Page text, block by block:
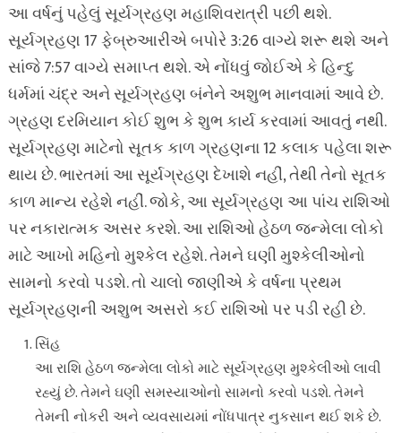
આ વર્ષનું પહેલું સૂર્યગ્રહણ મહાશિવરાત્રી પછી થશે.
સૂર્યગ્રહણ 17 ફેબ્રુઆરીએ બપોરે 3:26 વાગ્યે શરૂ થશે અને
સાંજે 7:57 વાગ્યે સમાપ્ત થશે. એ નોંધવું જોઈએ કે હિન્દુ
ધર્મમાં ચંદ્ર અને સૂર્યગ્રહણ બંનેને અશુભ માનવામાં આવે છે.
ગ્રહણ દરમિયાન કોઈ શુભ કે શુભ કાર્ય કરવામાં આવતું નથી.
સૂર્યગ્રહણ માટેનો સૂતક કાળ ગ્રહણના 12 કલાક પહેલા શરૂ
થાય છે. ભારતમાં આ સૂર્યગ્રહણ દેખાશે નહીં, તેથી તેનો સૂતક
કાળ માન્ય રહેશે નહીં. જોકે, આ સૂર્યગ્રહણ આ પાંચ રાશિઓ
પર નકારાત્મક અસર કરશે. આ રાશિઓ હેઠળ જન્મેલા લોકો
માટે આખો મહિનો મુશ્કેલ રહેશે. તેમને ઘણી મુશ્કેલીઓનો
સામનો કરવો પડશે. તો ચાલો જાણીએ કે વર્ષના પ્રથમ
સૂર્યગ્રહણની અશુભ અસરો કઈ રાશિઓ પર પડી રહી છે.
સિંહ
આ રાશિ હેઠળ જન્મેલા લોકો માટે સૂર્યગ્રહણ મુશ્કેલીઓ લાવી
રહ્યું છે. તેમને ઘણી સમસ્યાઓનો સામનો કરવો પડશે. તેમને
તેમની નોકરી અને વ્યવસાયમાં નોંધપાત્ર નુકસાન થઈ શકે છે.